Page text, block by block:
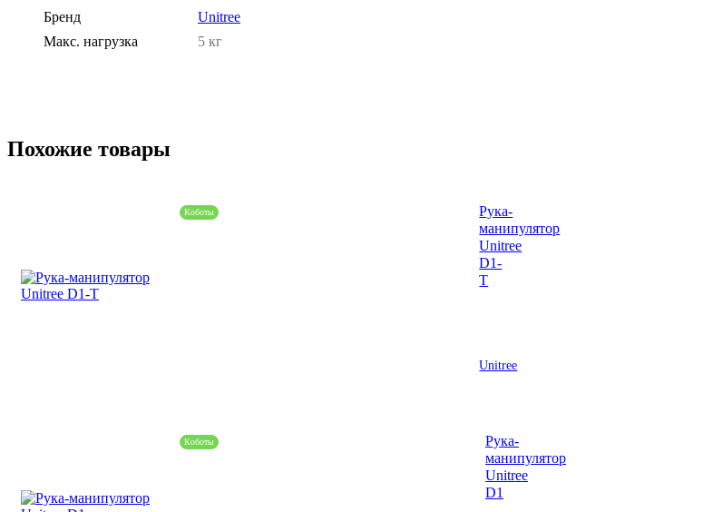
Бренд
Unitree
Макс. нагрузка
5 кг
Похожие товары
Коботы
Рука-
манипулятор
Unitree
D1-
T
Unitree
Коботы
Рука-
манипулятор
Unitree
D1